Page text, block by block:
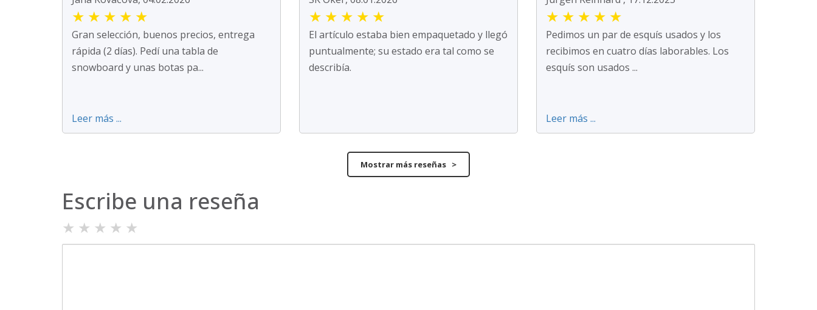
★ ★ ★ ★ ★
Gran selección, buenos precios, entrega
rápida (2 días). Pedí una tabla de
snowboard y unas botas pa...
Leer más ...
★ ★ ★ ★ ★
El artículo estaba bien empaquetado y llegó
puntualmente; su estado era tal como se
describía.
★ ★ ★ ★ ★
Pedimos un par de esquís usados y los
recibimos en cuatro días laborables. Los
esquís son usados ...
Leer más ...
Mostrar más reseñas >
Escribe una reseña
★ ★ ★ ★ ★